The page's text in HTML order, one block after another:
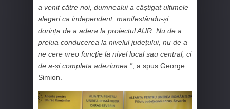
a venit către noi, dumnealui a câștigat ultimele
alegeri ca independent, manifestându-și
dorința de a adera la proiectul AUR. Nu de a
prelua conducerea la nivelul județului, nu de a
ne cere vreo funcție la nivel local sau central, ci
de a-și completa adeziunea.” , a spus George
Simion.